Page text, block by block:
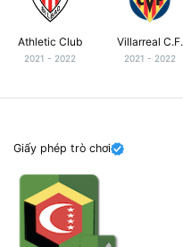
Athletic Club
2021 - 2022
Villarreal C.F.
2021 - 2022
Giấy phép trò chơi